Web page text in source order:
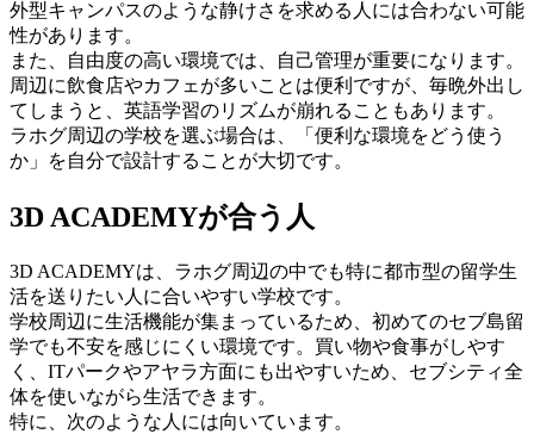
外型キャンパスのような静けさを求める人には合わない可能
性があります。
また、自由度の高い環境では、自己管理が重要になります。
周辺に飲食店やカフェが多いことは便利ですが、毎晩外出し
てしまうと、英語学習のリズムが崩れることもあります。
ラホグ周辺の学校を選ぶ場合は、「便利な環境をどう使う
か」を自分で設計することが大切です。
3D ACADEMYが合う人
3D ACADEMYは、ラホグ周辺の中でも特に都市型の留学生
活を送りたい人に合いやすい学校です。
学校周辺に生活機能が集まっているため、初めてのセブ島留
学でも不安を感じにくい環境です。買い物や食事がしやす
く、ITパークやアヤラ方面にも出やすいため、セブシティ全
体を使いながら生活できます。
特に、次のような人には向いています。